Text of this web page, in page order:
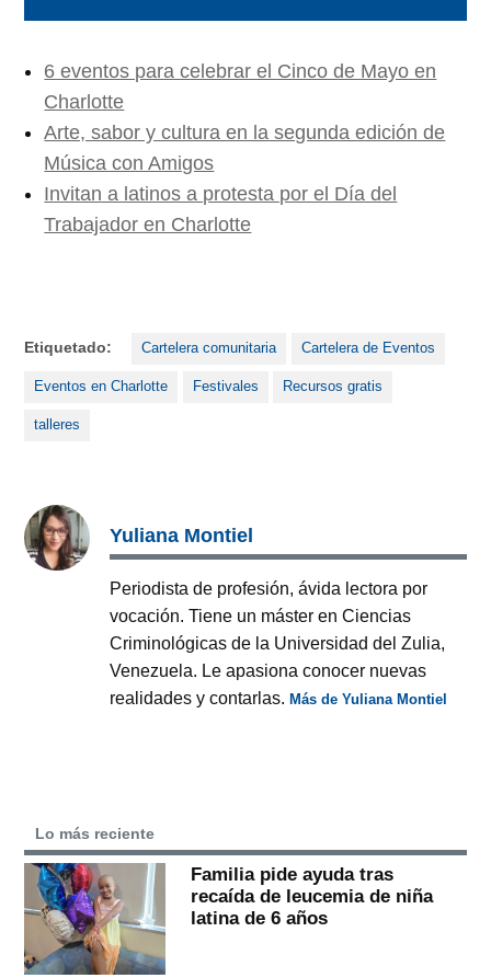
6 eventos para celebrar el Cinco de Mayo en
Charlotte
Arte, sabor y cultura en la segunda edición de
Música con Amigos
Invitan a latinos a protesta por el Día del
Trabajador en Charlotte
Etiquetado: Cartelera comunitaria Cartelera de Eventos
Eventos en Charlotte Festivales Recursos gratis
talleres
Yuliana Montiel
Periodista de profesión, ávida lectora por
vocación. Tiene un máster en Ciencias
Criminológicas de la Universidad del Zulia,
Venezuela. Le apasiona conocer nuevas
realidades y contarlas.Más de Yuliana Montiel
Lo más reciente
Familia pide ayuda tras
recaída de leucemia de niña
latina de 6 años